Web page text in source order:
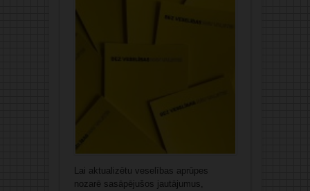
Lai aktualizētu veselības aprūpes
nozarē sasāpējušos jautājumus,